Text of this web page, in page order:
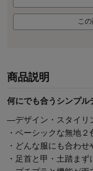
こ
商品説明
何にでも合うシンプル
―デザイン・スタイ
・ベーシックな無地
・どんな服にも合わ
・足首と甲・土踏ま